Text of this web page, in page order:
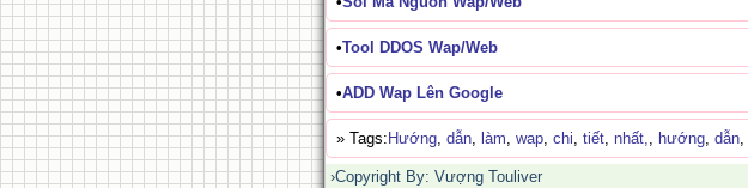
•Tool DDOS Wap/Web
•ADD Wap Lên Google
» Tags: Hướng, dẫn, làm, wap, chi, tiết, nhất,, hướng, dẫn,
›Copyright By: Vượng Touliver